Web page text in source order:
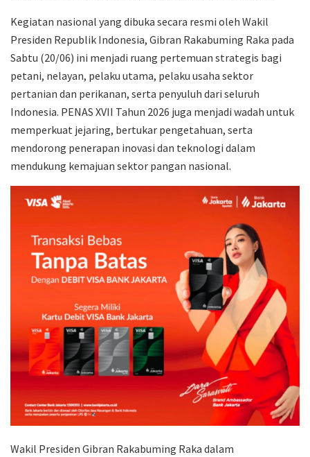
Kegiatan nasional yang dibuka secara resmi oleh Wakil
Presiden Republik Indonesia, Gibran Rakabuming Raka pada
Sabtu (20/06) ini menjadi ruang pertemuan strategis bagi
petani, nelayan, pelaku utama, pelaku usaha sektor
pertanian dan perikanan, serta penyuluh dari seluruh
Indonesia. PENAS XVII Tahun 2026 juga menjadi wadah untuk
memperkuat jejaring, bertukar pengetahuan, serta
mendorong penerapan inovasi dan teknologi dalam
mendukung kemajuan sektor pangan nasional.
Wakil Presiden Gibran Rakabuming Raka dalam